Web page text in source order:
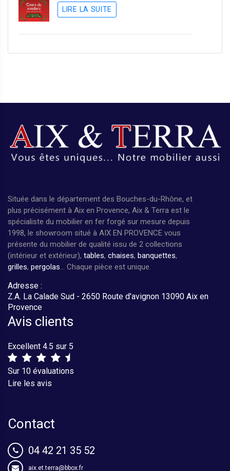
LIRE LA SUITE
Située dans le département des Bouches-du-Rhône, et
plus précisément à Aix en Provence, Aix & Terra est le
spécialiste du mobilier en fer forgé sur mesure depuis
1998, le showroom situé à AIX EN PROVENCE vous
présente du mobilier de qualité issu de 2 collections
(intérieur et extérieur), tables, chaises, banquettes,
grilles, pergolas... Chaque pièce est unique.
Adresse :
Z.A. La Calade Sud - 2650 Route d'avignon 13090 Aix en
Provence
Avis clients
Excellent 4.5 sur 5
Sur 10 évaluations
Lire les avis
Contact
04 42 21 35 52
aix.et.terra@bbox.fr